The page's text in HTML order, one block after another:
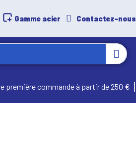
Gamme acier Contactez-nous
première commande à partir de 250 €